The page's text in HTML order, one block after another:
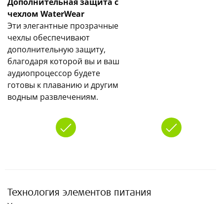
чехлом WaterWear
Эти элегантные прозрачные
чехлы обеспечивают
дополнительную защиту,
благодаря которой вы и ваш
аудиопроцессор будете
готовы к плаванию и другим
водным развлечениям.
Технология элементов питания